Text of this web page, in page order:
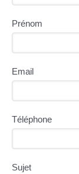
Prénom
Email
Téléphone
Sujet